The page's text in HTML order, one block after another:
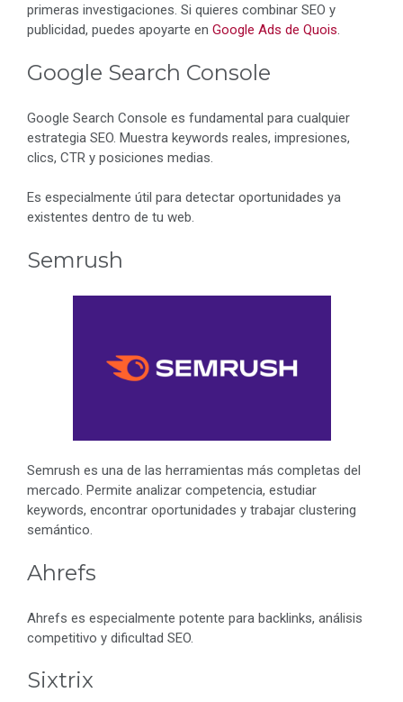
primeras investigaciones. Si quieres combinar SEO y
publicidad, puedes apoyarte en Google Ads de Quois.
Google Search Console
Google Search Console es fundamental para cualquier
estrategia SEO. Muestra keywords reales, impresiones,
clics, CTR y posiciones medias.
Es especialmente útil para detectar oportunidades ya
existentes dentro de tu web.
Semrush
Semrush es una de las herramientas más completas del
mercado. Permite analizar competencia, estudiar
keywords, encontrar oportunidades y trabajar clustering
semántico.
Ahrefs
Ahrefs es especialmente potente para backlinks, análisis
competitivo y dificultad SEO.
Sixtrix